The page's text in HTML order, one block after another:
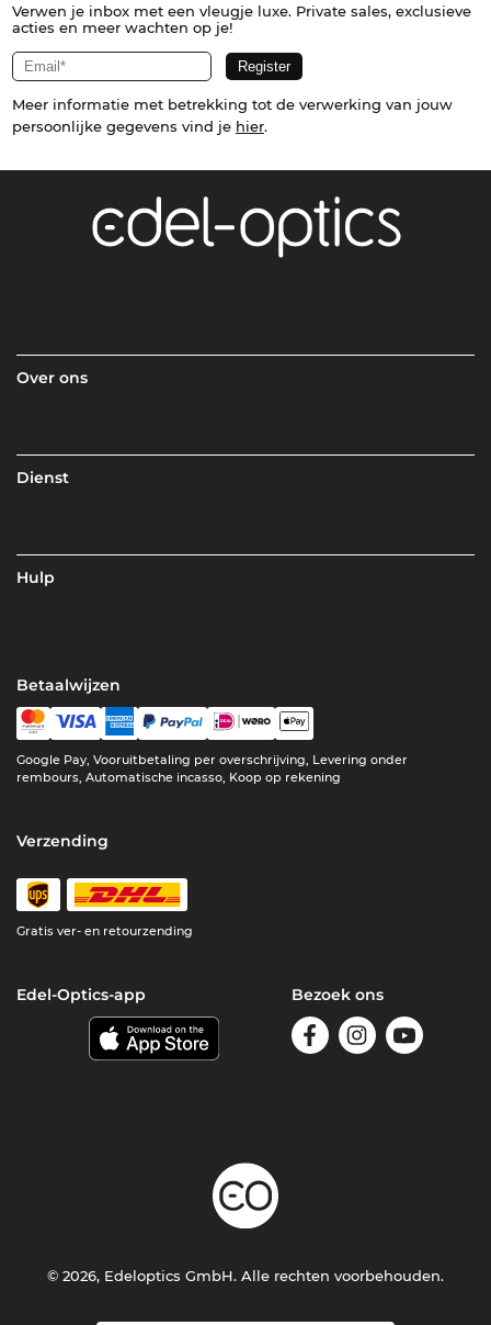
Verwen je inbox met een vleugje luxe. Private sales, exclusieve
acties en meer wachten op je!
Meer informatie met betrekking tot de verwerking van jouw
persoonlijke gegevens vind je hier.
Over ons
Dienst
Hulp
Betaalwijzen
Google Pay, Vooruitbetaling per overschrijving, Levering onder
rembours, Automatische incasso, Koop op rekening
Verzending
Gratis ver- en retourzending
Edel-Optics-app Bezoek ons
© 2026, Edeloptics GmbH. Alle rechten voorbehouden.